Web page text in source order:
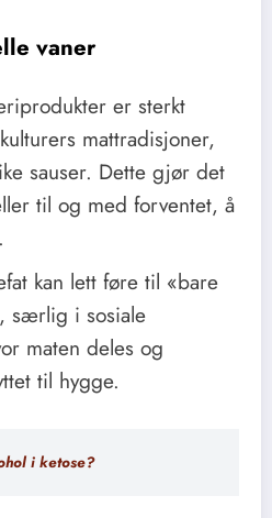
vaner
er sterkt
mattradisjoner,
sauser. Dette gjør det
til og med forventet, å
kan lett føre til «bare
særlig i sosiale
maten deles og
til hygge.
i ketose?